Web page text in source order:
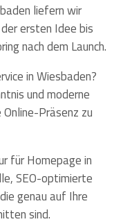
liefern wir
ersten Idee bis
nach dem Launch.
in Wiesbaden?
und moderne
Präsenz zu
für Homepage in
SEO-optimierte
genau auf Ihre
sind.